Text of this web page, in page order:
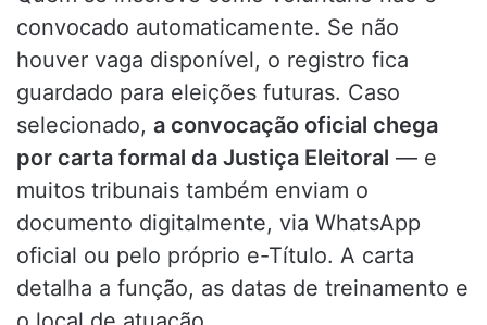
convocado automaticamente. Se não
houver vaga disponível, o registro fica
guardado para eleições futuras. Caso
selecionado, a convocação oficial chega
por carta formal da Justiça Eleitoral — e
muitos tribunais também enviam o
documento digitalmente, via WhatsApp
oficial ou pelo próprio e-Título. A carta
detalha a função, as datas de treinamento e